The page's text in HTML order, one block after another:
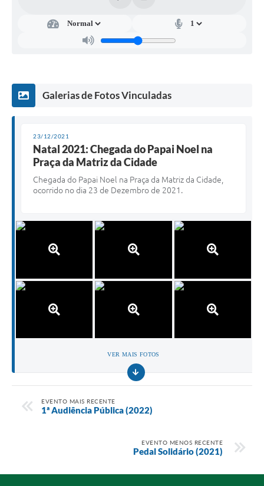
Galerias de Fotos Vinculadas
23/12/2021
Natal 2021: Chegada do Papai Noel na
Praça da Matriz da Cidade
Chegada do Papai Noel na Praça da Matriz da Cidade,
ocorrido no dia 23 de Dezembro de 2021.
VER MAIS FOTOS
EVENTO MAIS RECENTE
1ª Audiência Pública (2022)
EVENTO MENOS RECENTE
Pedal Solidário (2021)